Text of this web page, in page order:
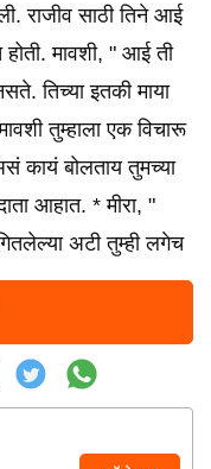
राजीव साठी तिने आई
होती. मावशी, " आई ती
तिच्या इतकी माया
तुम्हाला एक विचारू
कायं बोलताय तुमच्या
आहात. * मीरा, "
अटी तुम्ही लगेच